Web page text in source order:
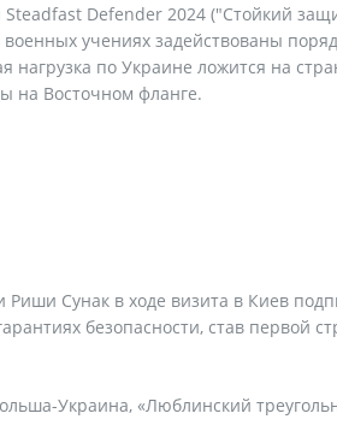
Defender 2024 ("Стойкий
учениях задействованы
нагрузка по Украине ложится на
на Восточном фланге.
Сунак в ходе визита в Киев
безопасности, став первой
Украина, «Люблинский